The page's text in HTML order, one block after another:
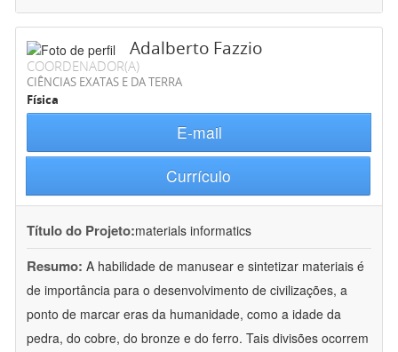
Adalberto Fazzio
COORDENADOR(A)
CIÊNCIAS EXATAS E DA TERRA
Física
E-mail
Currículo
Título do Projeto:materials informatics
Resumo: A habilidade de manusear e sintetizar materiais é
de importância para o desenvolvimento de civilizações, a
ponto de marcar eras da humanidade, como a idade da
pedra, do cobre, do bronze e do ferro. Tais divisões ocorrem